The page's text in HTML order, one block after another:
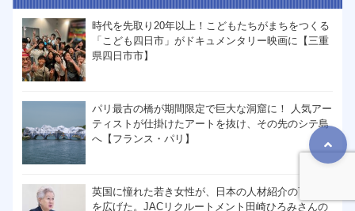
時代を先取り20年以上！こどもたちがまちをつくる
「こども四日市」がドキュメンタリー映画に【三重
県四日市市】
パリ最古の橋が期間限定で巨大な洞窟に！ 人気アー
ティストが仕掛けたアートを抜け、その先のシテ島
へ【フランス・パリ】
英国に憧れた若き女性が、日本の人材紹介の可能性
を広げた。JACリクルートメント田崎ひろみさんの